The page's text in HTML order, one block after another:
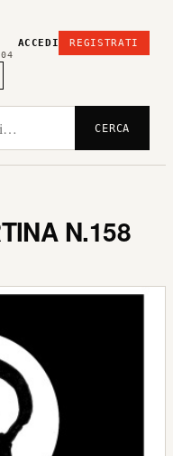
ACCEDI REGISTRATI
CERCA
N.158